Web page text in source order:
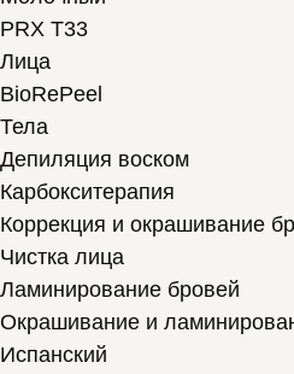
PRX T33
Лица
BioRePeel
Тела
Депиляция воском
Карбокситерапия
Коррекция и окрашивание
Чистка лица
Ламинирование бровей
Окрашивание и
Испанский